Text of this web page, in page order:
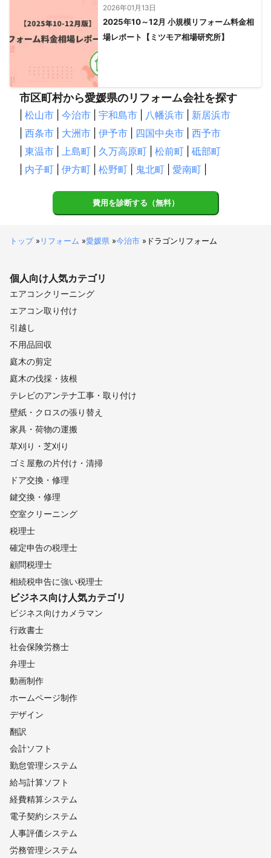
2026年01月13日
2025年10～12月 小規模リフォーム料金相
場レポート【ミツモア相場研究所】
市区町村から愛媛県のリフォーム会社を探す
松山市 今治市 宇和島市 八幡浜市
新居浜市
西条市 大洲市 伊予市 四国中央市
西予市
東温市 上島町 久万高原町 松前町
砥部町
内子町 伊方町 松野町 鬼北町 愛南町
費用を診断する（無料）
トップ» リフォーム »愛媛県 »今治市 » ドラゴンリフォーム
個人向け人気カテゴリ
エアコンクリーニング
エアコン取り付け
引越し
不用品回収
庭木の剪定
庭木の伐採・抜根
テレビのアンテナ工事・取り付け
壁紙・クロスの張り替え
家具・荷物の運搬
草刈り・芝刈り
ゴミ屋敷の片付け・清掃
ドア交換・修理
鍵交換・修理
空室クリーニング
税理士
確定申告の税理士
顧問税理士
相続税申告に強い税理士
ビジネス向け人気カテゴリ
ビジネス向けカメラマン
行政書士
社会保険労務士
弁理士
動画制作
ホームページ制作
デザイン
翻訳
会計ソフト
勤怠管理システム
給与計算ソフト
経費精算システム
電子契約システム
人事評価システム
労務管理システム